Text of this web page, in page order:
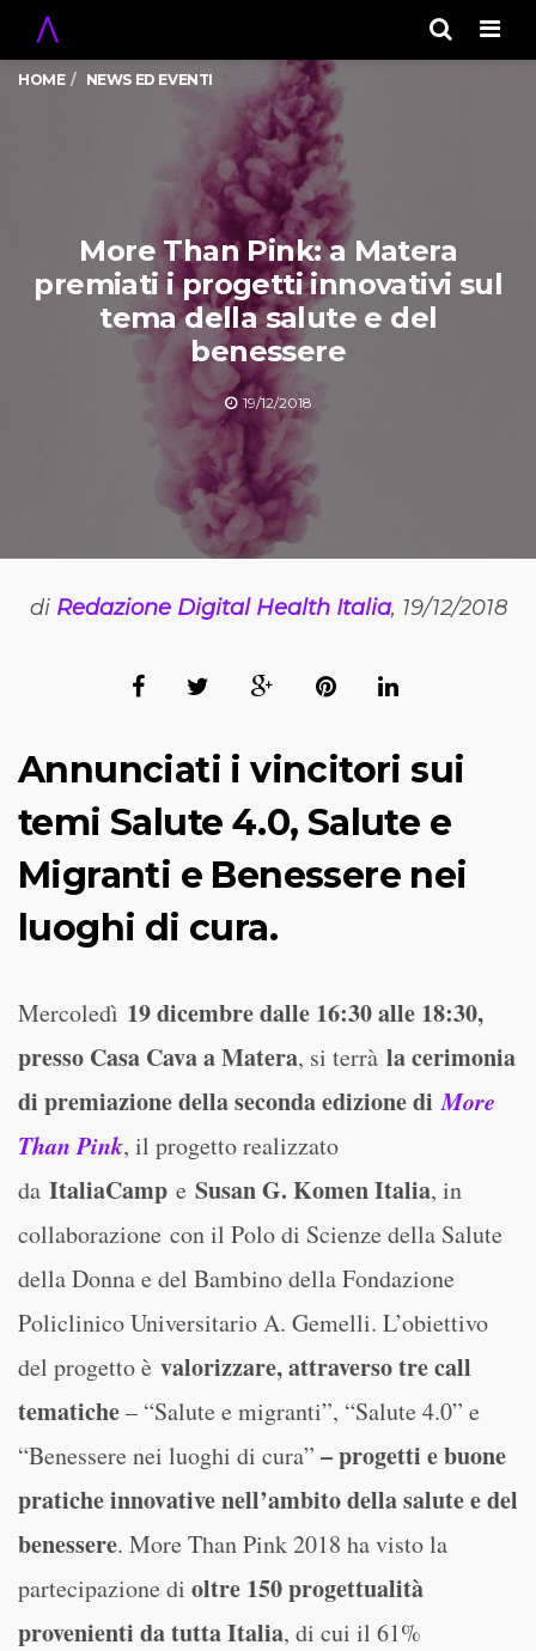
HOME NEWS ED EVENTI
More Than Pink: a Matera
premiati i progetti innovativi sul
tema della salute e del
benessere
19/12/2018
di Redazione Digital Health Italia, 19/12/2018
Annunciati i vincitori sui
temi Salute 4.0, Salute e
Migranti e Benessere nei
luoghi di cura.
Mercoledì 19 dicembre dalle 16:30 alle 18:30,
presso Casa Cava a Matera, si terrà la cerimonia
di premiazione della seconda edizione diMore
Than Pink, il progetto realizzato
da ItaliaCamp e Susan G. Komen Italia, in
collaborazione con il Polo di Scienze della Salute
della Donna e del Bambino della Fondazione
Policlinico Universitario A. Gemelli. L’obiettivo
del progetto è valorizzare, attraverso tre call
tematiche– “Salute e migranti”, “Salute 4.0” e
“Benessere nei luoghi di cura” – progetti e buone
pratiche innovative nell’ambito della salute e del
benessere. More Than Pink 2018 ha visto la
partecipazione di oltre 150 progettualità
provenienti da tutta Italia, di cui il 61%